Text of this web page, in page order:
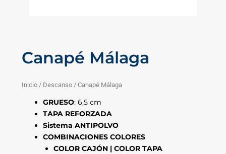
Canapé Málaga
Inicio / Descanso / Canapé Málaga
GRUESO: 6,5 cm
TAPA REFORZADA
Sistema ANTIPOLVO
COMBINACIONES COLORES
COLOR CAJÓN | COLOR TAPA